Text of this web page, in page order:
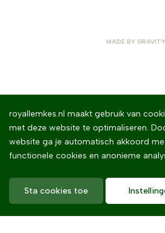
MADE BY GRAVITY
royallemkes.nl maakt gebruik van
met deze website te optimaliseren.
website ga je automatisch akkoord
functionele cookies en anonieme
Sta cookies toe